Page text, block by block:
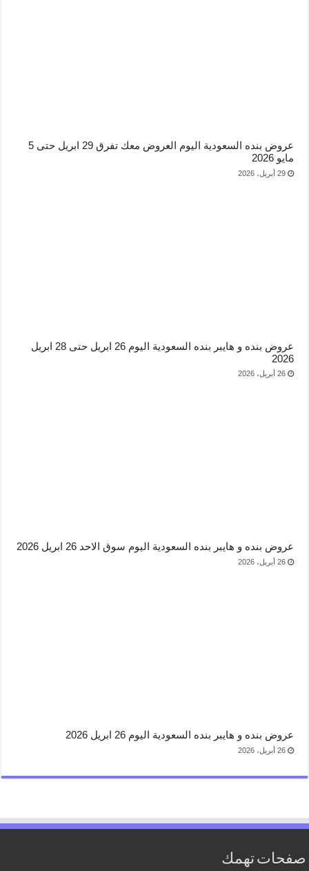
عروض بنده السعودية اليوم العروض معك تفرق 29 ابريل حتى 5
مايو 2026
29 أبريل، 2026
عروض بنده و هايبر بنده السعودية اليوم 26 ابريل حتى 28 ابريل
2026
26 أبريل، 2026
عروض بنده و هايبر بنده السعودية اليوم سوق الاحد 26 ابريل 2026
26 أبريل، 2026
عروض بنده و هايبر بنده السعودية اليوم 26 ابريل 2026
26 أبريل، 2026
صفحات تهمك